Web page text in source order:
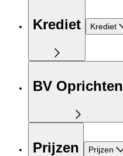
Krediet Krediet
BV Oprichten
Prijzen Prijzen